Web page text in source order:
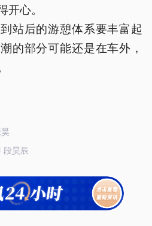
心。
站后的游憩体系要丰富起
的部分可能还是在车外，
段昊辰